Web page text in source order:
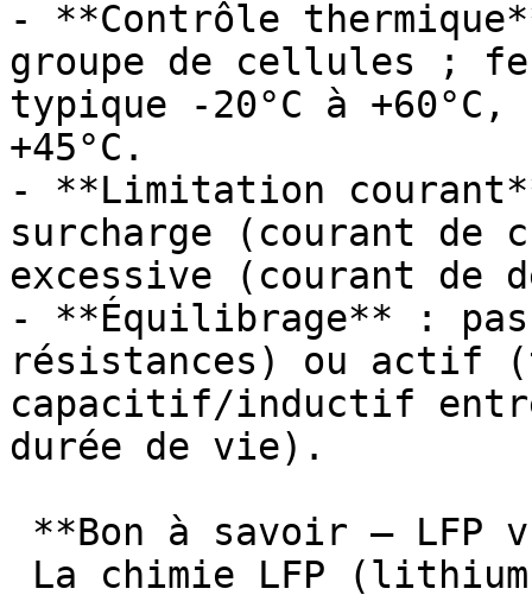
- **Contrôle
groupe de cellules ;
typique -20°C à
+45°C.
- **Limitation
surcharge (courant de
excessive (courant de
- **Équilibrage** :
résistances) ou actif
capacitif/inductif
durée de vie).